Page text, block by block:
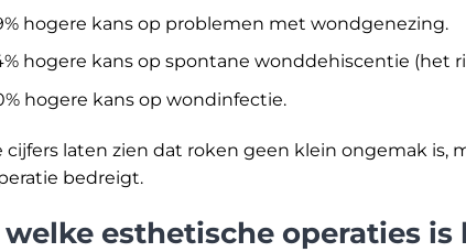
hogere kans op problemen met wondgenezing.
hogere kans op spontane wonddehiscentie (het
hogere kans op wondinfectie.
cijfers laten zien dat roken geen klein ongemak is,
bedreigt.
welke esthetische operaties